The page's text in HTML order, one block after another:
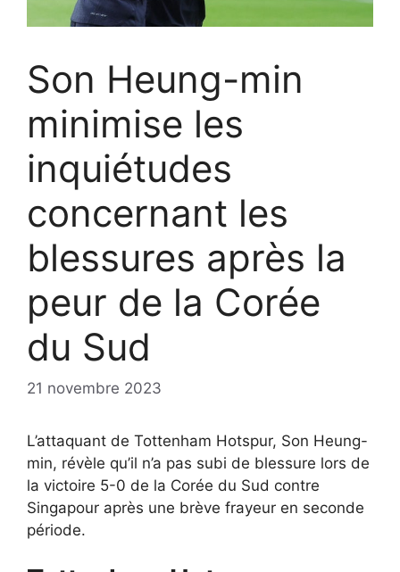
Son Heung-min
minimise les
inquiétudes
concernant les
blessures après la
peur de la Corée
du Sud
21 novembre 2023
L’attaquant de Tottenham Hotspur, Son Heung-
min, révèle qu’il n’a pas subi de blessure lors de
la victoire 5-0 de la Corée du Sud contre
Singapour après une brève frayeur en seconde
période.